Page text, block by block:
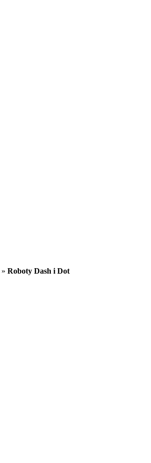
» Roboty Dash i Dot